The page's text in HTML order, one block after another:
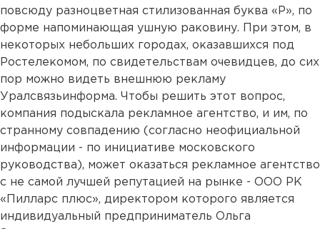
повсюду разноцветная стилизованная буква «Р», по
форме напоминающая ушную раковину. При этом, в
некоторых небольших городах, оказавшихся под
Ростелекомом, по свидетельствам очевидцев, до сих
пор можно видеть внешнюю рекламу
Уралсвязьинформа. Чтобы решить этот вопрос,
компания подыскала рекламное агентство, и им, по
странному совпадению (согласно неофициальной
информации - по инициативе московского
руководства), может оказаться рекламное агентство
с не самой лучшей репутацией на рынке - ООО РК
«Пилларс плюс», директором которого является
индивидуальный предприниматель Ольга